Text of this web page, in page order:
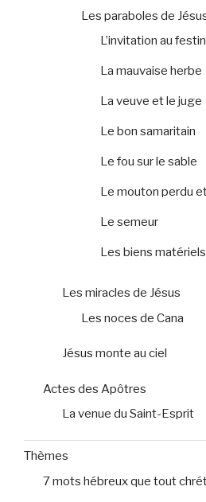
Les paraboles de
L’invitation au festin
La mauvaise herbe
La veuve et le juge
Le bon samaritain
Le fou sur le sable
Le mouton perdu
Le semeur
Les biens matériels
Les miracles de Jésus
Les noces de Cana
Jésus monte au ciel
Actes des Apôtres
La venue du Saint-Esprit
Thèmes
7 mots hébreux que tout